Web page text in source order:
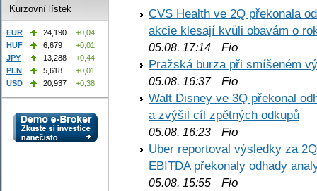
CVS Health ve 2Q překonala
akcie klesají kvůli obavám o
05.08. 17:14 Fio
Pražská burza při smíšeném
05.08. 16:37Fio
Walt Disney ve 3Q překonal
a zvýšil cíl zpětných odkupů
05.08. 16:23 Fio
Uber reportoval výsledky za
EBITDA překonaly odhady
05.08. 15:55 Fio
Kurzovní lístek
EUR 24,190
+0,04
HUF
6,679
+0,01
JPY
13,288
+0,44
PLN
5,618
+0,01
USD
20,937 +0,38